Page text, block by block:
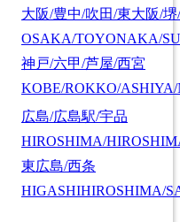
大阪/豊中/吹田/東大阪/
OSAKA/TOYONAKA/
神戸/六甲/芦屋/西宮
KOBE/ROKKO/
広島/広島駅/宇品
HIROSHIMA/
東広島/西条
HIGASHIHIROSHIMA/